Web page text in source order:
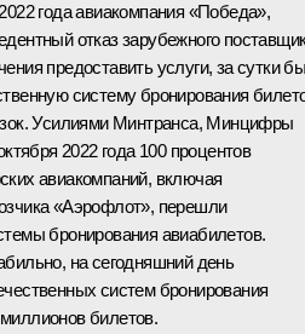
года авиакомпания «Победа»,
отказ зарубежного
предоставить услуги, за сутки
систему бронирования
Усилиями Минтранса, Минцифры
2022 года 100 процентов
авиакомпаний, включая
«Аэрофлот», перешли
бронирования авиабилетов.
на сегодняшний день
систем бронирования
билетов.